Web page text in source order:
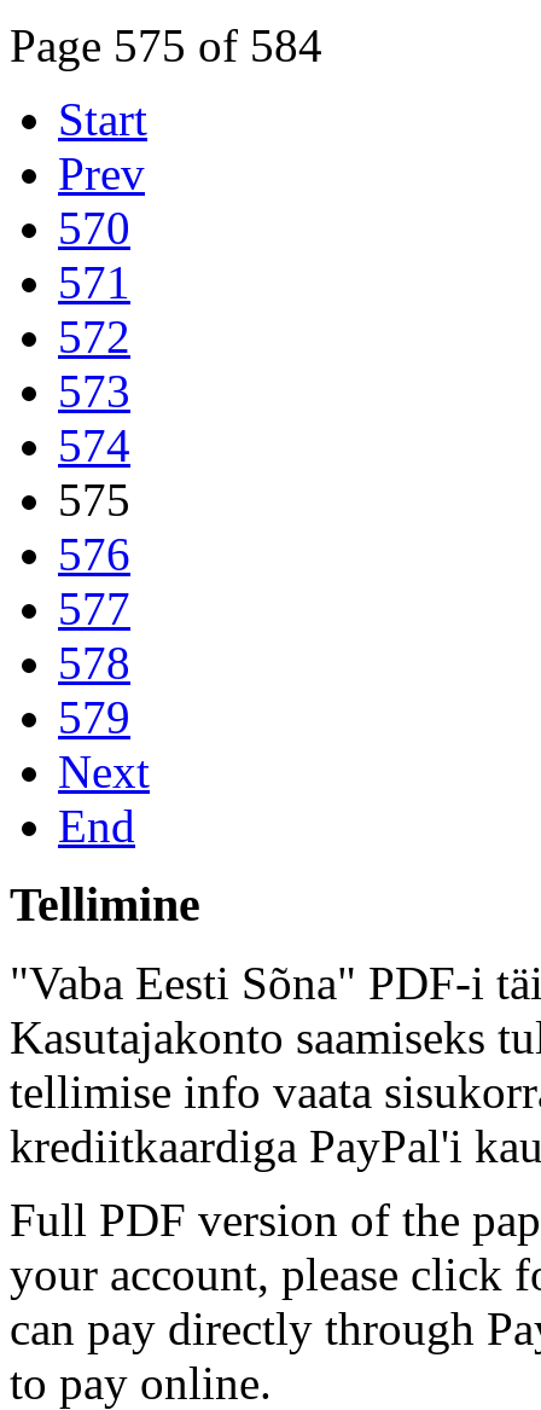
Page 575 of 584
Start
Prev
570
571
572
573
574
575
576
577
578
579
Next
End
Tellimine
"Vaba Eesti Sõna" PDF-i
Kasutajakonto saamiseks
tellimise info vaata
krediitkaardiga PayPal'i
Full PDF version of the
your account, please click
can pay directly through
to pay online.